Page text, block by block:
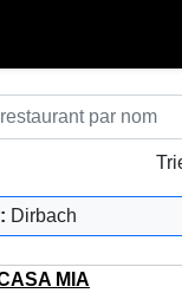
Dirbach
MIA